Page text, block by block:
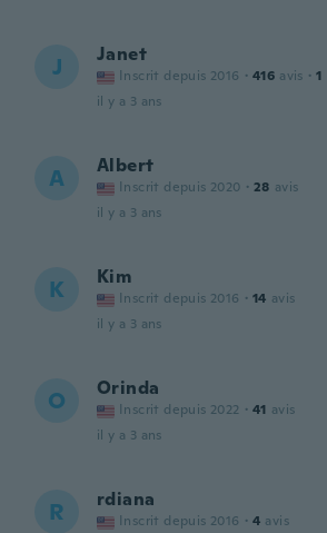
J Janet
Inscrit depuis 2016 · 416 avis · 1
il y a 3 ans
A Albert
Inscrit depuis 2020 · 28 avis
il y a 3 ans
K Kim
Inscrit depuis 2016 · 14 avis
il y a 3 ans
O Orinda
Inscrit depuis 2022 · 41 avis
il y a 3 ans
R rdiana
Inscrit depuis 2016 · 4 avis